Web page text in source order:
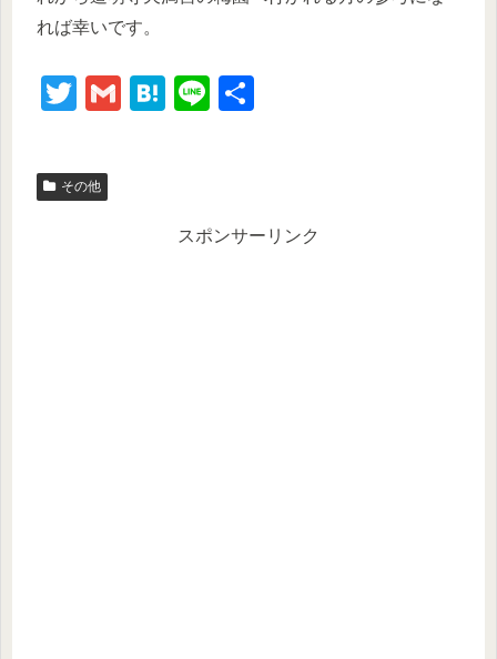
れば幸いです。
T
tt
er
G
H
a
Li
その他
スポンサーリンク